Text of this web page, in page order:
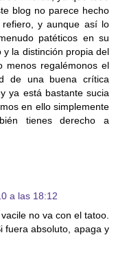
blog no parece hecho
y aunque así lo
patéticos en su
la distinción propia del
menos regalémonos el
de una buena crítica
ya está bastante sucia
en ello simplemente
tienes derecho a
a las 18:12
no va con el tatoo.
fuera absoluto, apaga y